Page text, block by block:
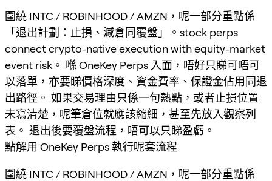
圍繞 INTC / ROBINHOOD / AMZN，呢一部分重點係
「退出計劃：止損、減倉同覆盤」。stock perps
connect crypto-native execution with equity-market
event risk。 喺 OneKey Perps 入面，唔好只睇可唔可
以落單，亦要睇價格深度、資金費率、保證金佔用同退
出路徑。 如果交易理由只係一句熱點，或者止損位置
未寫清楚，呢筆倉位就應該縮細，甚至先放入觀察列
表。 退出後要覆盤流程，唔可以只睇盈虧。
點解用 OneKey Perps 執行呢套流程
圍繞 INTC / ROBINHOOD / AMZN，呢一部分重點係